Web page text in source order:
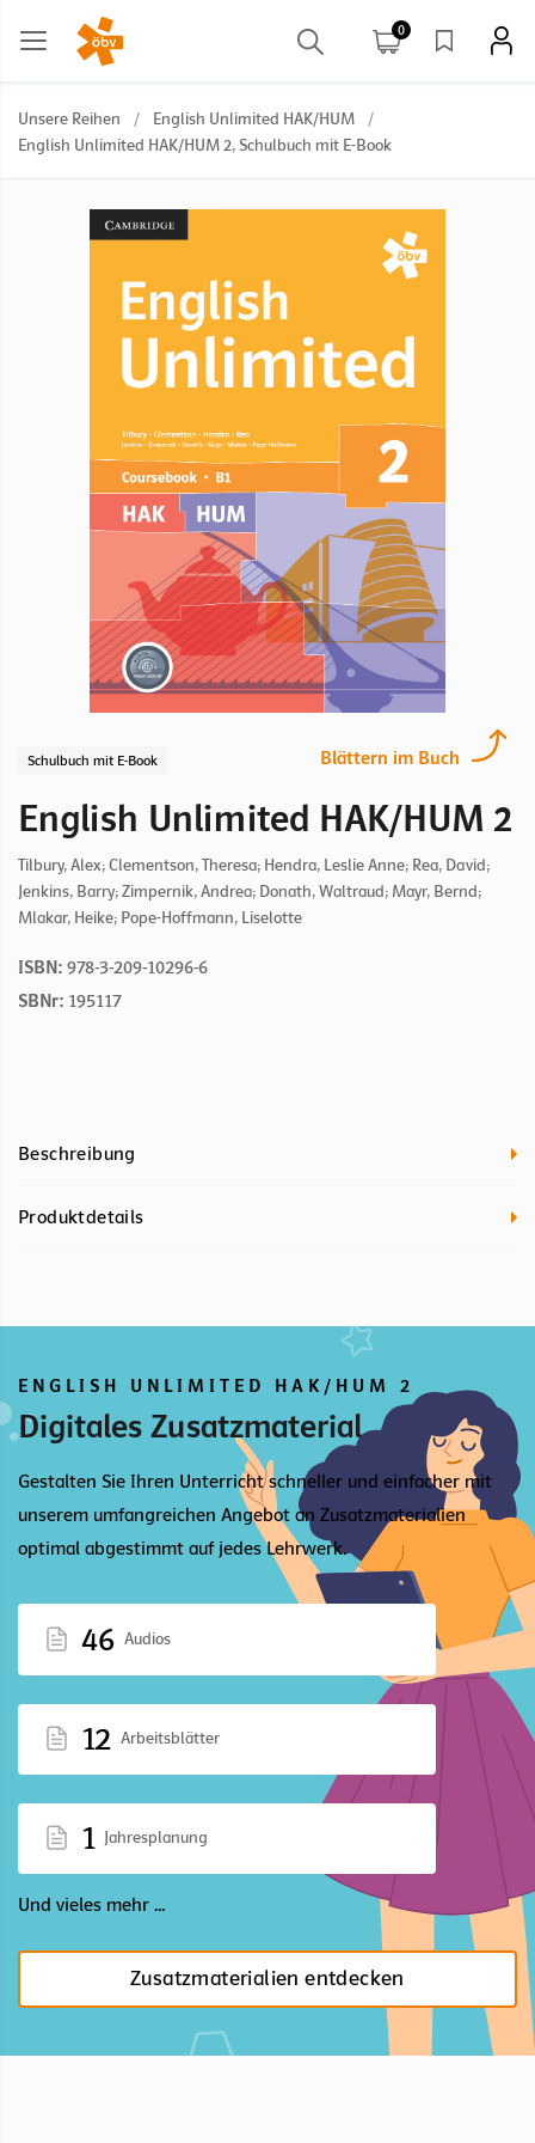
0
Unsere Reihen / English Unlimited HAK/HUM
/
English Unlimited HAK/HUM 2, Schulbuch mit E-Book
Blättern im Buch
Schulbuch mit E-Book
English Unlimited HAK/HUM 2
Tilbury, Alex; Clementson, Theresa; Hendra, Leslie Anne; Rea, David;
Jenkins, Barry; Zimpernik, Andrea; Donath, Waltraud; Mayr, Bernd;
Mlakar, Heike; Pope-Hoffmann, Liselotte
ISBN: 978-3-209-10296-6
SBNr: 195117
Beschreibung
Produktdetails
ENGLISH UNLIMITED HAK/HUM 2
Digitales Zusatzmaterial
Gestalten Sie Ihren Unterricht schneller und einfacher mit
unserem umfangreichen Angebot an Zusatzmaterialien
optimal abgestimmt auf jedes Lehrwerk.
46 Audios
12 Arbeitsblätter
1 Jahresplanung
Und vieles mehr ...
Zusatzmaterialien entdecken